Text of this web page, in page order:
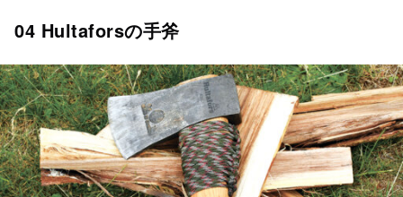
04 Hultaforsの手斧